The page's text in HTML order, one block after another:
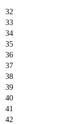
32
33
34
35
36
37
38
39
40
41
42